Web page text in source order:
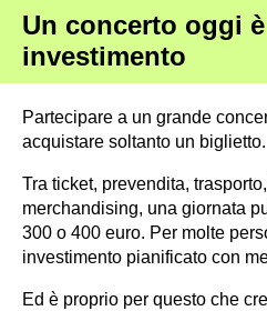
Un concerto oggi
investimento
Partecipare a un grande
acquistare soltanto un biglietto.
Tra ticket, prevendita,
merchandising, una giornata
300 o 400 euro. Per molte
investimento pianificato con
Ed è proprio per questo che